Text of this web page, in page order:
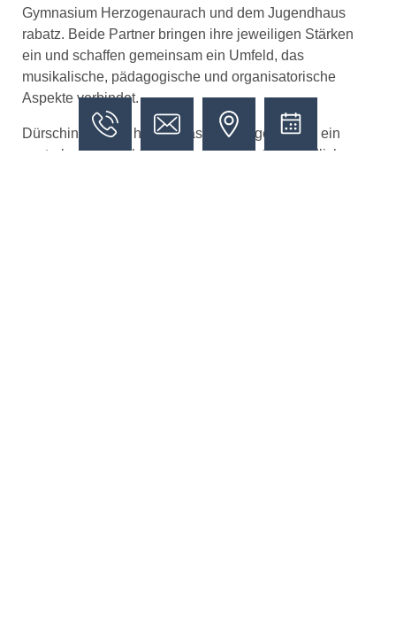
Gymnasium Herzogenaurach und dem Jugendhaus
rabatz. Beide Partner bringen ihre jeweiligen Stärken
ein und schaffen gemeinsam ein Umfeld, das
musikalische, pädagogische und organisatorische
Aspekte verbindet.
Dürschinger hebt hervor, dass das Jugendhaus ein
zentraler Treffpunkt für Jugendliche unterschiedlicher